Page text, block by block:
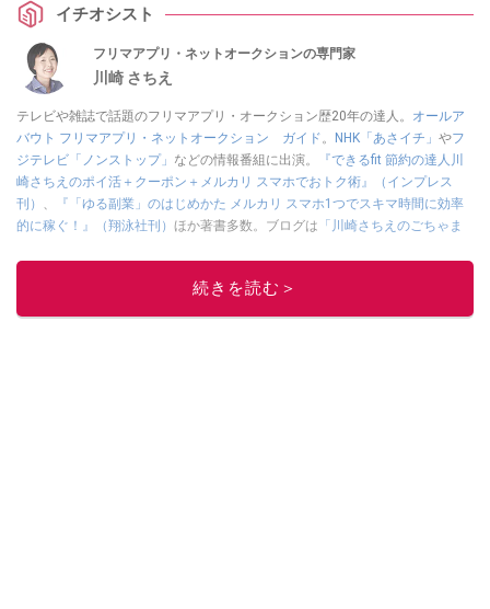
イチオシスト
フリマアプリ・ネットオークションの専門家
川崎 さちえ
テレビや雑誌で話題のフリマアプリ・オークション歴20年の達人。 オールア
バウト フリマアプリ・ネットオークション ガイド。 NHK「あさイチ」 やフ
ジテレビ「ノンストップ」 などの情報番組に出演。
『できるfit 節約の達人川
崎さちえのポイ活＋クーポン＋メルカリ スマホでおトク術』（インプレス
刊） 、
『「ゆる副業」のはじめかた メルカリ スマホ1つでスキマ時間に効率
的に稼ぐ！』（翔泳社刊） ほか著書多数。ブログは 「川崎さちえのごちゃま
■経歴：2003年、夫が子育てをするために、突然会社を辞める。翌月からの
給料が０円になり、家にいながら、しかも空いた時間でできるオークション
に目をつける。しかし、取引の仕方がわからずに、まずは落札者として参
続きを読む＞